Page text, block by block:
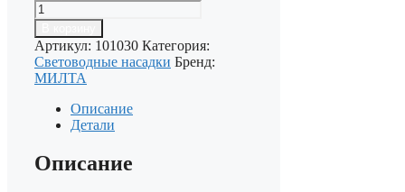
Артикул: 101030 Категория:
Световодные насадки Бренд:
МИЛТА
Описание
Детали
Описание